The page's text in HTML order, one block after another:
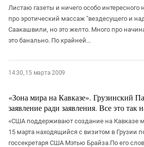
Листаю газеты и ничего особо интересного
про эротический массаж "вездесущего и
Саакашвили, но это желто. Много про
это банально. По крайней...
14:30, 15 марта 2009
«Зона мира на Кавказе». Грузинский
заявление ради заявления. Все это так
«США поддерживают создание на Кавказе
15 марта находящийся с визитом в Грузии
госсекретаря США Мэтью Брайза.По его